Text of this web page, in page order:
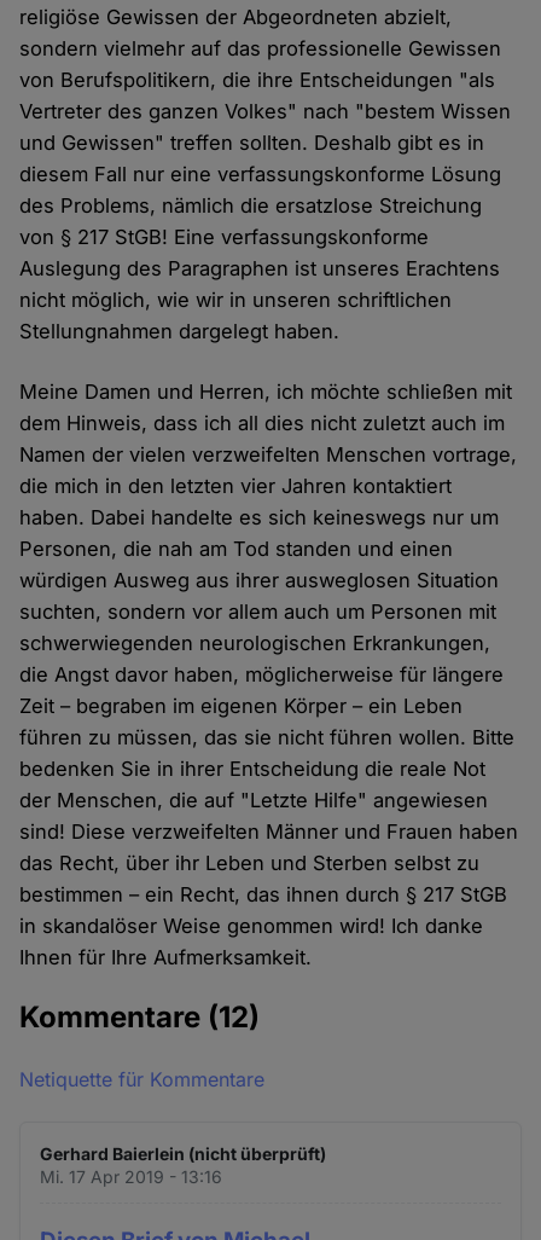
religiöse Gewissen der Abgeordneten abzielt,
sondern vielmehr auf das professionelle Gewissen
von Berufspolitikern, die ihre Entscheidungen "als
Vertreter des ganzen Volkes" nach "bestem Wissen
und Gewissen" treffen sollten. Deshalb gibt es in
diesem Fall nur eine verfassungskonforme Lösung
des Problems, nämlich die ersatzlose Streichung
von § 217 StGB! Eine verfassungskonforme
Auslegung des Paragraphen ist unseres Erachtens
nicht möglich, wie wir in unseren schriftlichen
Stellungnahmen dargelegt haben.
Meine Damen und Herren, ich möchte schließen mit
dem Hinweis, dass ich all dies nicht zuletzt auch im
Namen der vielen verzweifelten Menschen vortrage,
die mich in den letzten vier Jahren kontaktiert
haben. Dabei handelte es sich keineswegs nur um
Personen, die nah am Tod standen und einen
würdigen Ausweg aus ihrer ausweglosen Situation
suchten, sondern vor allem auch um Personen mit
schwerwiegenden neurologischen Erkrankungen,
die Angst davor haben, möglicherweise für längere
Zeit – begraben im eigenen Körper – ein Leben
führen zu müssen, das sie nicht führen wollen. Bitte
bedenken Sie in ihrer Entscheidung die reale Not
der Menschen, die auf "Letzte Hilfe" angewiesen
sind! Diese verzweifelten Männer und Frauen haben
das Recht, über ihr Leben und Sterben selbst zu
bestimmen – ein Recht, das ihnen durch § 217 StGB
in skandalöser Weise genommen wird! Ich danke
Ihnen für Ihre Aufmerksamkeit.
Kommentare (12)
Netiquette für Kommentare
Gerhard Baierlein (nicht überprüft)
Mi. 17 Apr 2019 - 13:16